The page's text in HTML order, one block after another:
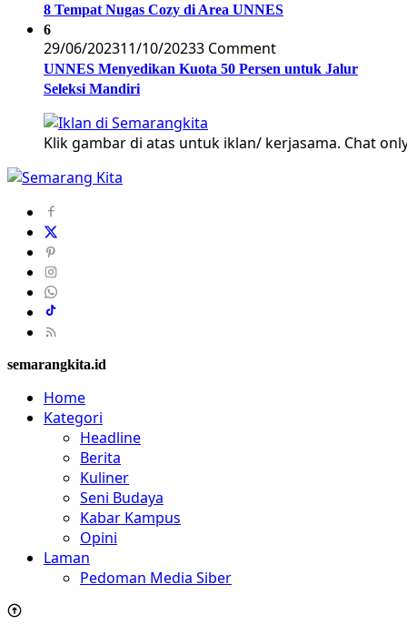
8 Tempat Nugas Cozy di Area UNNES
6
29/06/202311/10/20233 Comment
UNNES Menyedikan Kuota 50 Persen untuk Jalur
Seleksi Mandiri
Klik gambar di atas untuk iklan/ kerjasama. Chat
semarangkita.id
Home
Kategori
Headline
Berita
Kuliner
Seni Budaya
Kabar Kampus
Opini
Laman
Pedoman Media Siber